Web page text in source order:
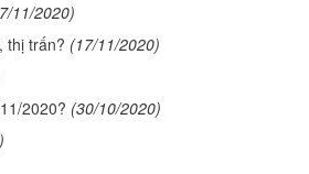
11/2020)
thị trấn? (17/11/2020)
2020? (30/10/2020)